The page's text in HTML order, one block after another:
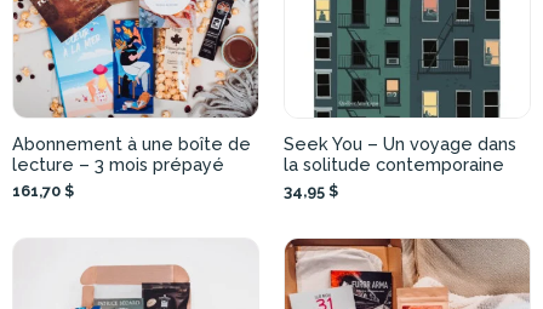
Abonnement à une boîte de
lecture – 3 mois prépayé
161,70 $
Seek You – Un voyage dans
la solitude contemporaine
34,95 $